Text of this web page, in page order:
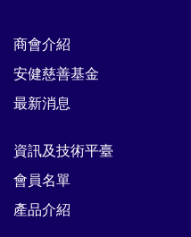
商會介紹
安健慈善基金
最新消息
資訊及技術平臺
會員名單
產品介紹